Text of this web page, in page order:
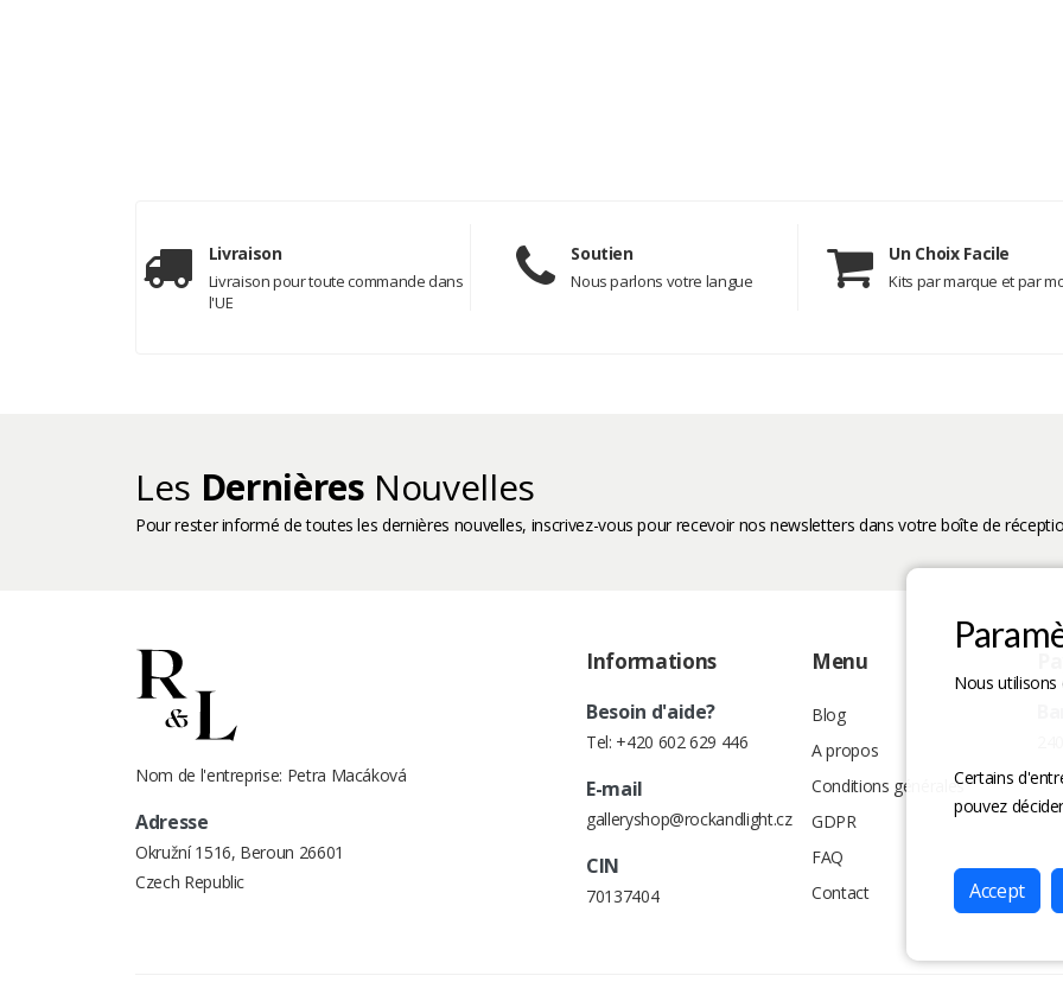
Livraison
Livraison pour toute commande dans
l'UE
Soutien
Nous parlons votre langue
Un Choix Facile
Kits par marque et par
Les Dernières Nouvelles
Pour rester informé de toutes les dernières nouvelles, inscrivez-vous pour recevoir nos newsletters dans votre boîte de
Nom de l'entreprise: Petra Macáková
Adresse
Okružní 1516, Beroun 26601
Czech Republic
Informations
Besoin d'aide?
Tel: +420 602 629 446
E-mail
galleryshop@rockandlight.cz
CIN
70137404
Menu
Blog
A propos
Conditions générales
GDPR
FAQ
Contact
Nous utilisons
Certains
pouvez
Accept